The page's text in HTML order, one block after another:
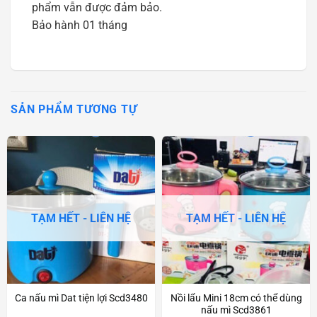
phẩm vẫn được đảm bảo.
Bảo hành 01 tháng
SẢN PHẨM TƯƠNG TỰ
TẠM HẾT - LIÊN HỆ
Ca nấu mì Dat tiện lợi Scd3480
TẠM HẾT - LIÊN HỆ
Nồi lẩu Mini 18cm có thể dùng
nấu mì Scd3861